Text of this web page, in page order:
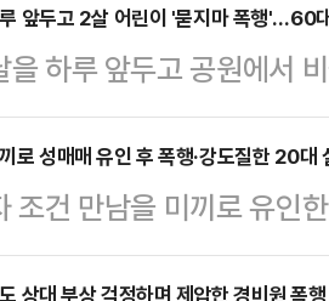
학대범죄의 처벌 등에 관
포해 조사하고 있다.A씨
후 8개월 된 아들 B군의
해 지난 14일 숨지게 한
군을 데리고 경기 부천시
앞두고 2살 어린이 '묻지마 폭행'…60
을 하루 앞두고 공원에서
대 남성에게 폭행 당한
법상 아동학대 혐의로 60
후 3시 55분쯤 인천시 부
받고 있다.경찰에 따르면
로 성매매 유인 후 폭행·강도질한 20대
조건 만남을 미끼로 유인
형과 징역형 집행유예를
상대 부상 걱정하며 제압한 경비원 폭